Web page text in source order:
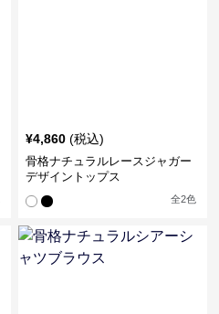
¥4,860 (税込)
骨格ナチュラルレースジャガー
デザイントップス
全2色